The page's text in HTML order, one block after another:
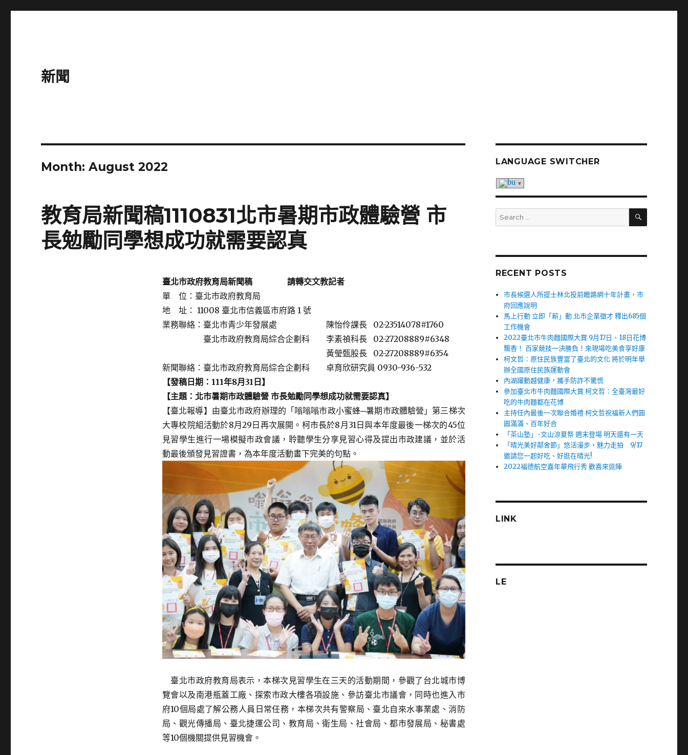
新聞
Month:August 2022
教育局新聞稿1110831北市暑期市政體驗營 市
長勉勵同學想成功就需要認真
臺北市政府教育局新聞稿
請轉交文教記者
單 位：臺北市政府教育局
地 址： 11008 臺北市信義區市府路 1 號
業務聯絡：臺北市青少年發展處 陳怡伶課長 02-23514078#1760
臺北市政府教育局綜合企劃科 李素禎科長 02-27208889#6348
黃瑩甄股長 02-27208889#6354
新聞聯絡：臺北市政府教育局綜合企劃科 卓育欣研究員 0930-936-532
【發稿日期： 111年8月31日 】
【主題： 北市暑期市政體驗營 市長勉勵同學想成功就需要認真】
【臺北報導】由臺北市政府辦理的「嗡嗡嗡市政小蜜蜂─暑期市政體驗營」第三梯次
大專校院組活動於8月29日再次展開。柯市長於8月31日與本年度最後一梯次的45位
見習學生進行一場模擬市政會議，聆聽學生分享見習心得及提出市政建議，並於活
動最後頒發見習證書，為本年度活動畫下完美的句點。
臺北市政府教育局表示，本梯次見習學生在三天的活動期間，參觀了台北城市博
覽會以及南港瓶蓋工廠、探索市政大樓各項設施、參訪臺北市議會，同時也進入市
府10個局處了解公務人員日常任務，本梯次共有警察局、臺北自來水事業處、消防
局、觀光傳播局、臺北捷運公司、教育局、衛生局、社會局、都市發展局、秘書處
等10個機關提供見習機會。
LANGUAGE SWITCHER
Search
for:
SEARCH
RECENT POSTS
市長候選人所提士林北投前瞻路網十年計畫，市
府回應說明
馬上行動 立即「薪」動 北市企業徵才 釋出685個
工作機會
2022臺北市牛肉麵國際大賞 9月17日、18日花博
飄香！ 百家競技一決勝負！來現場吃美食享好康
柯文哲：原住民族豐富了臺北的文化 將於明年舉
辦全國原住民族運動會
內湖躍動越健康，攜手防詐不驚慌
參加臺北市牛肉麵國際大賞 柯文哲：全臺灣最好
吃的牛肉麵都在花博
主持任內最後一次聯合婚禮 柯文哲祝福新人們圓
圓滿滿、百年好合
「茶山塾」-文山涼夏祭 週末登場 明天還有一天
「晴光美好鄰舍節」悠活漫步‧魅力走拍 9/17
邀請您一起好吃、好逛在晴光!
2022福德航空嘉年華飛行秀 歡喜來逗陣
LINK
LE